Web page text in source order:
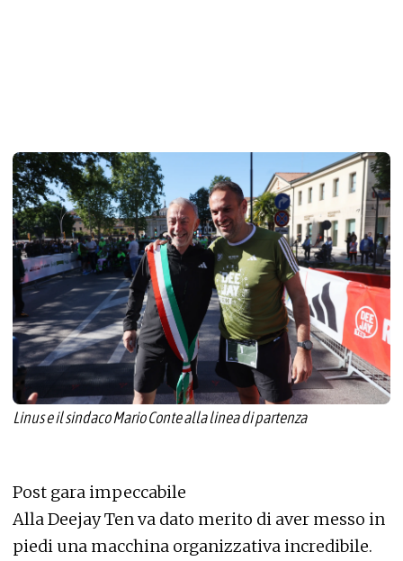
Linus e il sindaco Mario Conte alla linea di partenza
Post gara impeccabile
Alla Deejay Ten va dato merito di aver messo in
piedi una macchina organizzativa incredibile.